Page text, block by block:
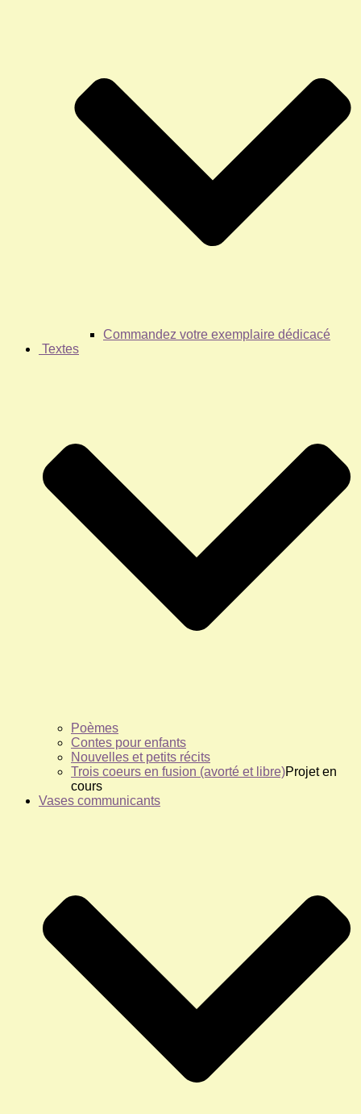
Commandez votre exemplaire dédicacé
Textes
Poèmes
Contes pour enfants
Nouvelles et petits récits
Trois coeurs en fusion (avorté et libre)Projet en
cours
Vases communicants